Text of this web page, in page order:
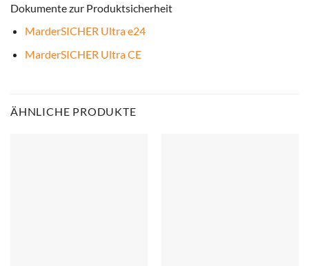
Dokumente zur Produktsicherheit
MarderSICHER Ultra e24
MarderSICHER Ultra CE
ÄHNLICHE PRODUKTE